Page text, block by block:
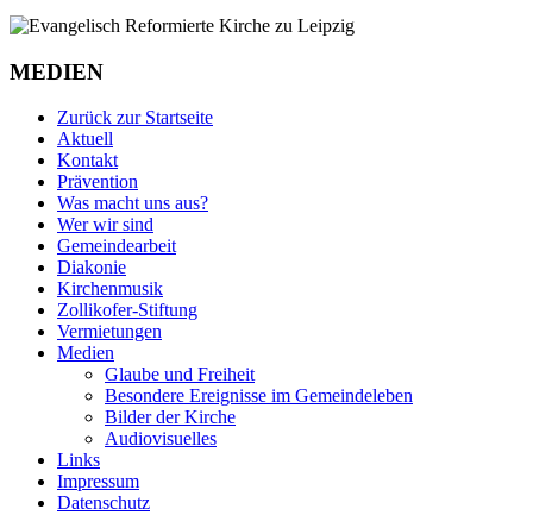
MEDIEN
Zurück zur Startseite
Aktuell
Kontakt
Prävention
Was macht uns aus?
Wer wir sind
Gemeindearbeit
Diakonie
Kirchenmusik
Zollikofer-Stiftung
Vermietungen
Medien
Glaube und Freiheit
Besondere Ereignisse im Gemeindeleben
Bilder der Kirche
Audiovisuelles
Links
Impressum
Datenschutz